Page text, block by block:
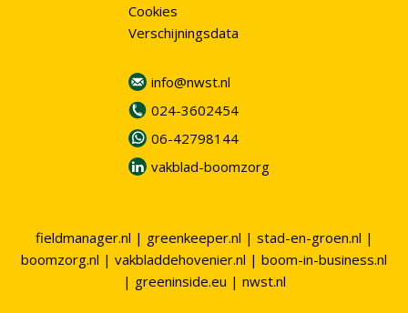
Cookies
Verschijningsdata
info@nwst.nl
024-3602454
06-42798144
vakblad-boomzorg
fieldmanager.nl | greenkeeper.nl | stad-en-groen.nl |
boomzorg.nl | vakbladdehovenier.nl | boom-in-business.nl
| greeninside.eu | nwst.nl